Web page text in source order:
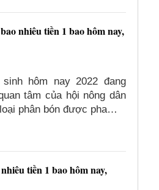
nhiêu tiền 1 bao hôm nay,
hôm nay 2022 đang
tâm của hội nông dân
phân bón được pha…
tiền 1 bao hôm nay,